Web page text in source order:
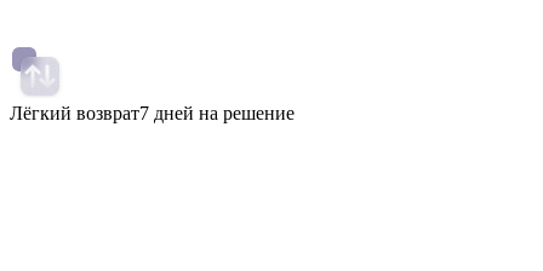
Лёгкий возврат7 дней на решение